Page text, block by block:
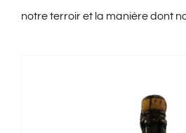
notre terroir et la manière dont